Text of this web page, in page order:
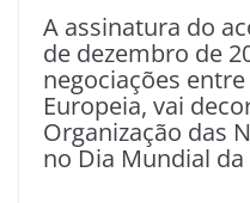
A assinatura do
de dezembro de
negociações
Europeia, vai
Organização das
no Dia Mundial da